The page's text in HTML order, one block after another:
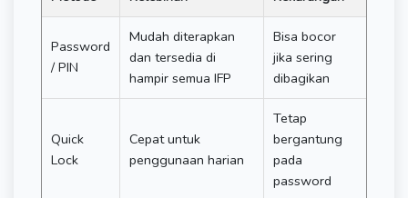
Password
/ PIN
Mudah diterapkan
dan tersedia di
hampir semua IFP
Bisa bocor
jika sering
dibagikan
Quick
Lock
Cepat untuk
penggunaan harian
Tetap
bergantung
pada
password